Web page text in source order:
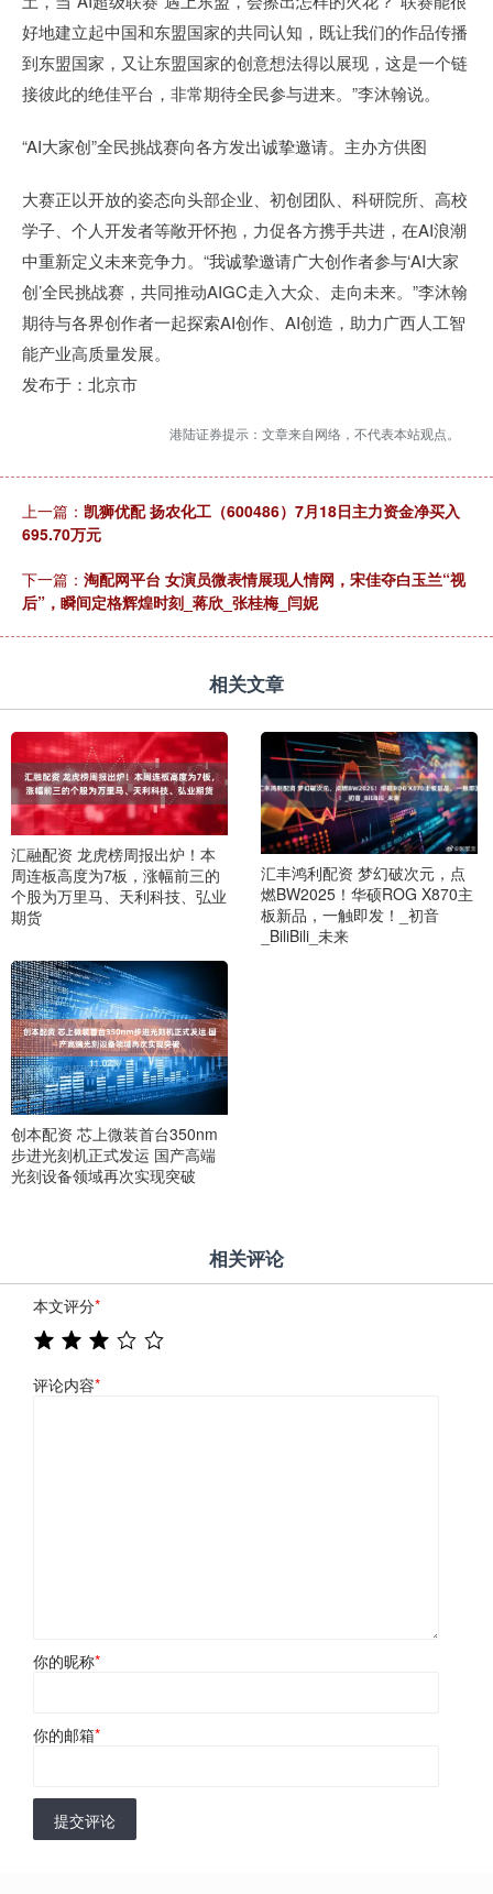
好地建立起中国和东盟国家的共同认知，既让我们的作品传播
到东盟国家，又让东盟国家的创意想法得以展现，这是一个链
接彼此的绝佳平台，非常期待全民参与进来。”李沐翰说。
“AI大家创”全民挑战赛向各方发出诚挚邀请。主办方供图
大赛正以开放的姿态向头部企业、初创团队、科研院所、高校
学子、个人开发者等敞开怀抱，力促各方携手共进，在AI浪潮
中重新定义未来竞争力。“我诚挚邀请广大创作者参与‘AI大家
创’全民挑战赛，共同推动AIGC走入大众、走向未来。”李沐翰
期待与各界创作者一起探索AI创作、AI创造，助力广西人工智
能产业高质量发展。
发布于：北京市
港陆证券提示：文章来自网络，不代表本站观点。
上一篇： 凯狮优配 扬农化工（600486）7月18日主力资金净买入
695.70万元
下一篇： 淘配网平台 女演员微表情展现人情网，宋佳夺白玉兰“视
后”，瞬间定格辉煌时刻_蒋欣_张桂梅_闫妮
相关文章
汇融配资 龙虎榜周报出炉！本
周连板高度为7板，涨幅前三的
个股为万里马、天利科技、弘业
期货
汇丰鸿利配资 梦幻破次元，点
燃BW2025！华硕ROG X870主
板新品，一触即发！_初音
_BiliBili_未来
创本配资 芯上微装首台350nm
步进光刻机正式发运 国产高端
光刻设备领域再次实现突破
相关评论
本文评分*
评论内容*
你的昵称*
你的邮箱*
提交评论